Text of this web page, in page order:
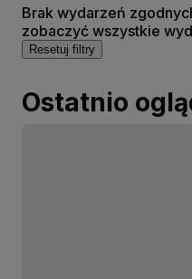
Brak wydarzeń
zobaczyć wszystkie
Resetuj filtry
Ostatnio